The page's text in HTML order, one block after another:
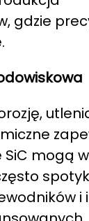
gdzie
mogą
i